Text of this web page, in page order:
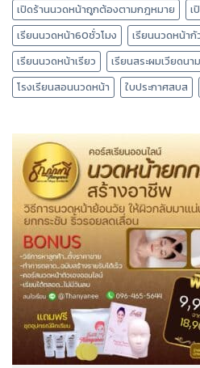
เปิดร้านนวดหน้าถูกต้องตามกฎหมาย
เ
เรียนนวดหน้า60ชั่วโมง
เรียนนวดหน้ากั
เรียนนวดหน้าเรียว
เรียนสระผมเวียดนาม
โรงเรียนสอนนวดหน้า
ใบประกาศสบส